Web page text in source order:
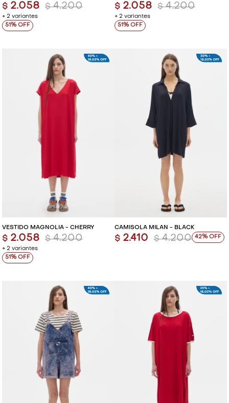
+ 2 variantes
$ 2.058 $ 4.200
51
+ 2 variantes
$ 2.058 $ 4.200
51
VESTIDO MAGNOLIA - CHERRY
+ 2 variantes
$ 2.058 $ 4.200
51
CAMISOLA MILAN - BLACK
$ 2.410 $ 4.200 42